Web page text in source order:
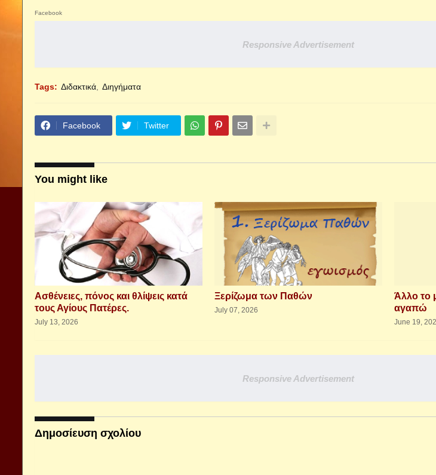
Facebook
Responsive Advertisement
Tags: Διδακτικά Διηγήματα
Facebook Twitter
You might like
Aσθένειες, πόνος και θλίψεις κατά
τους Αγίους Πατέρες.
July 13, 2026
Ξερίζωμα των Παθών
July 07, 2026
Άλλο το
αγαπώ
June 19,
Responsive Advertisement
Δημοσίευση σχολίου